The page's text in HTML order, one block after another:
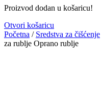
Proizvod dodan u košaricu!
Otvori košaricu
Početna / Sredstva za čišćenje
za rublje Oprano rublje